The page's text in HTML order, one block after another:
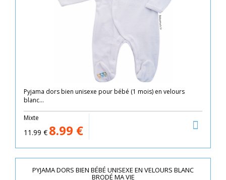
Pyjama dors bien unisexe pour bébé (1 mois) en velours
blanc...
Mixte
11.99 € 8.99 €
PYJAMA DORS BIEN BÉBÉ UNISEXE EN VELOURS BLANC
BRODÉ MA VIE